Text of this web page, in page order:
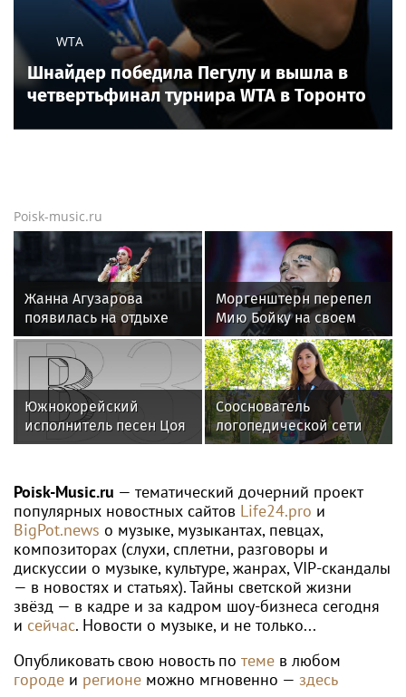
WTA
Шнайдер победила Пегулу и вышла в
четвертьфинал турнира WTA в Торонто
Poisk-music.ru
Жанна Агузарова
появилась на отдыхе
с 22-летним
фотографом
Моргенштерн перепел
Мию Бойку на своем
концерте
Южнокорейский
исполнитель песен Цоя
Сон Вон Соп захотел
России
Сооснователь
логопедической сети
«Разноцветные
VK Fest
Poisk-Music.ru — тематический дочерний проект
популярных новостных сайтов Life24.pro и
BigPot.news о музыке, музыкантах, певцах,
композиторах (слухи, сплетни, разговоры и
дискуссии о музыке, культуре, жанрах, VIP-скандалы
— в новостях и статьях). Тайны светской жизни
звёзд — в кадре и за кадром шоу-бизнеса сегодня
и сейчас. Новости о музыке, и не только...
Опубликовать свою новость по теме в любом
городе и регионе можно мгновенно — здесь